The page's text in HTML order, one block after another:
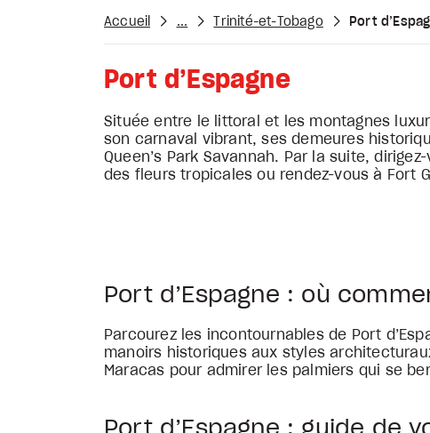
Accueil ... Trinité-et-Tobago Port
Port d’Espagne
Située entre le littoral et les montagnes
son carnaval vibrant, ses demeures
Queen’s Park Savannah. Par la suite,
des fleurs tropicales ou rendez-vous à Fort
Port d’Espagne : où
Parcourez les incontournables de Port
manoirs historiques aux styles
Maracas pour admirer les palmiers qui se